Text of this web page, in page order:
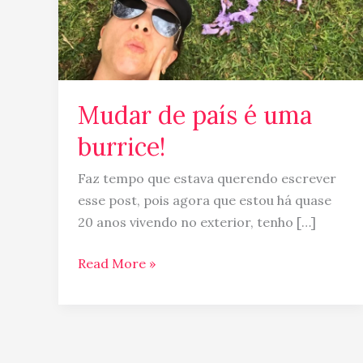
Mudar de país é uma
burrice!
Faz tempo que estava querendo escrever
esse post, pois agora que estou há quase
20 anos vivendo no exterior, tenho […]
Read More »